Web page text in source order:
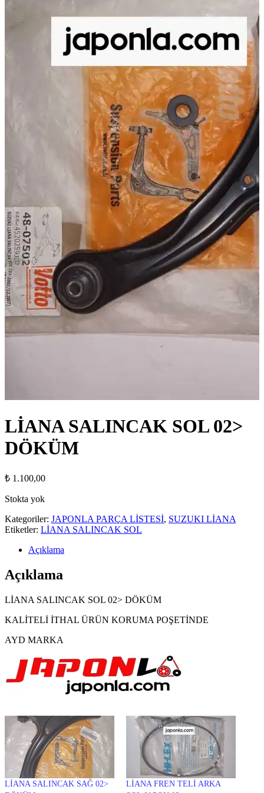
LİANA SALINCAK SOL 02>
DÖKÜM
₺ 1.100,00
Stokta yok
Kategoriler: JAPONLA PARÇA LİSTESİ, SUZUKI LİANA
Etiketler: LİANA SALINCAK SOL
Açıklama
Açıklama
LİANA SALINCAK SOL 02> DÖKÜM
KALİTELİ İTHAL ÜRÜN KORUMA POŞETİNDE
AYD MARKA
LİANA SALINCAK SAĞ 02>
LİANA FREN TELİ ARKA